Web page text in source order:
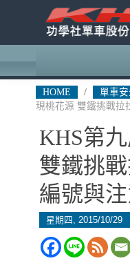
HOME / 單車
現桃花源 雙鐵挑戰拉
KHS第
雙鐵挑
編號與
星期四, 2015/10/29